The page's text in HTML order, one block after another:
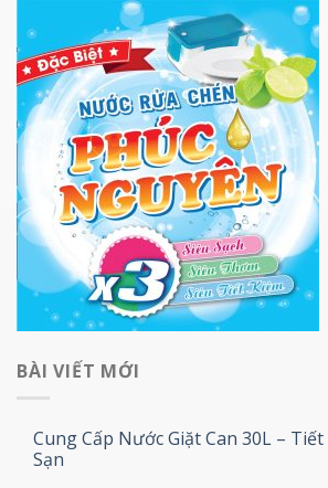
BÀI VIẾT MỚI
Cung Cấp Nước Giặt Can 30L –
Sạn